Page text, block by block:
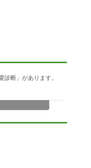
断」があります。